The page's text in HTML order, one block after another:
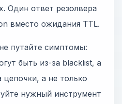
Один ответ резолвера
вместо ожидания TTL.
путайте симптомы:
быть из-за blacklist, а
а не только
нужный инструмент